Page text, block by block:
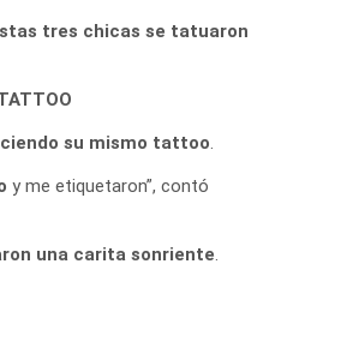
tres chicas se tatuaron
su mismo tattoo.
y me etiquetaron”, contó
una carita sonriente.